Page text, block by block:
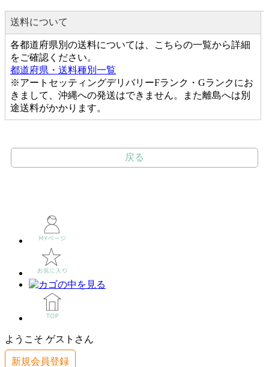
送料について
各都道府県別の送料については、こちらの一覧から詳細
をご確認ください。
都道府県・送料種別一覧
※アートセッティングデリバリーFランク・Gランクにお
きまして、沖縄への発送はできません。また離島へは別
途送料がかかります。
戻る
ようこそ ゲストさん
新規会員登録